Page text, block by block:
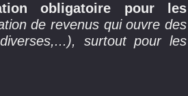
obligatoire pour les
de revenus qui ouvre des
surtout pour les